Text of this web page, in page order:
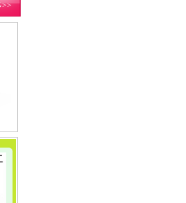
>>